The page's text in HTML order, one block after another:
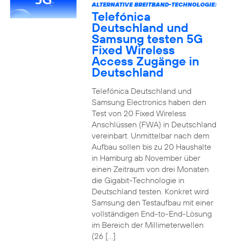
ALTERNATIVE BREITBAND-TECHNOLOGIE:
Telefónica
Deutschland und
Samsung testen 5G
Fixed Wireless
Access Zugänge in
Deutschland
Telefónica Deutschland und
Samsung Electronics haben den
Test von 20 Fixed Wireless
Anschlüssen (FWA) in Deutschland
vereinbart. Unmittelbar nach dem
Aufbau sollen bis zu 20 Haushalte
in Hamburg ab November über
einen Zeitraum von drei Monaten
die Gigabit-Technologie in
Deutschland testen. Konkret wird
Samsung den Testaufbau mit einer
vollständigen End-to-End-Lösung
im Bereich der Millimeterwellen
(26 […]